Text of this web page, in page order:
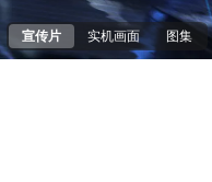
宣传片 实机画面 图集